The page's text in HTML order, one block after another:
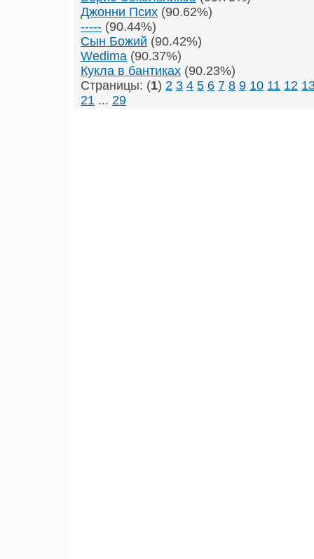
Джонни Псих (90.62%)
----- (90.44%)
Сын Божий (90.42%)
Wedima (90.37%)
Кукла в бантиках (90.23%)
Страницы: (1) 2 3 4 5 6 7 8 9 10 11 12
21 ... 29